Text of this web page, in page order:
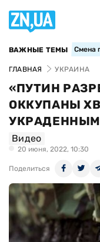
ВАЖНЫЕ ТЕМЫ Смена
ГЛАВНАЯ УКРАИНА
«ПУТИН
ОККУПАНЫ
Видео
20 июня, 2022, 10:30
Поделиться